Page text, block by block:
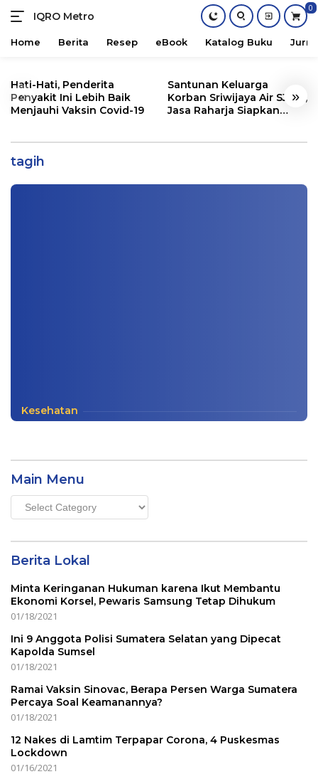
content
IQRO Metro
Lets
Bright
0
Home Berita Resep eBook Katalog Buku
« »
Hati-Hati, Penderita
Penyakit Ini Lebih Baik
Menjauhi Vaksin Covid-19
Santunan Keluarga
Korban Sriwijaya Air SJ182,
Jasa Raharja Siapkan
tagih
Penjelasannya
Sosial
Kesehatan
Main Menu
Main
Menu
Berita Lokal
Minta Keringanan Hukuman karena Ikut Membantu
Ekonomi Korsel, Pewaris Samsung Tetap Dihukum
01/18/2021
Ini 9 Anggota Polisi Sumatera Selatan yang Dipecat
Kapolda Sumsel
01/18/2021
Ramai Vaksin Sinovac, Berapa Persen Warga Sumatera
Percaya Soal Keamanannya?
01/18/2021
12 Nakes di Lamtim Terpapar Corona, 4 Puskesmas
Lockdown
01/16/2021